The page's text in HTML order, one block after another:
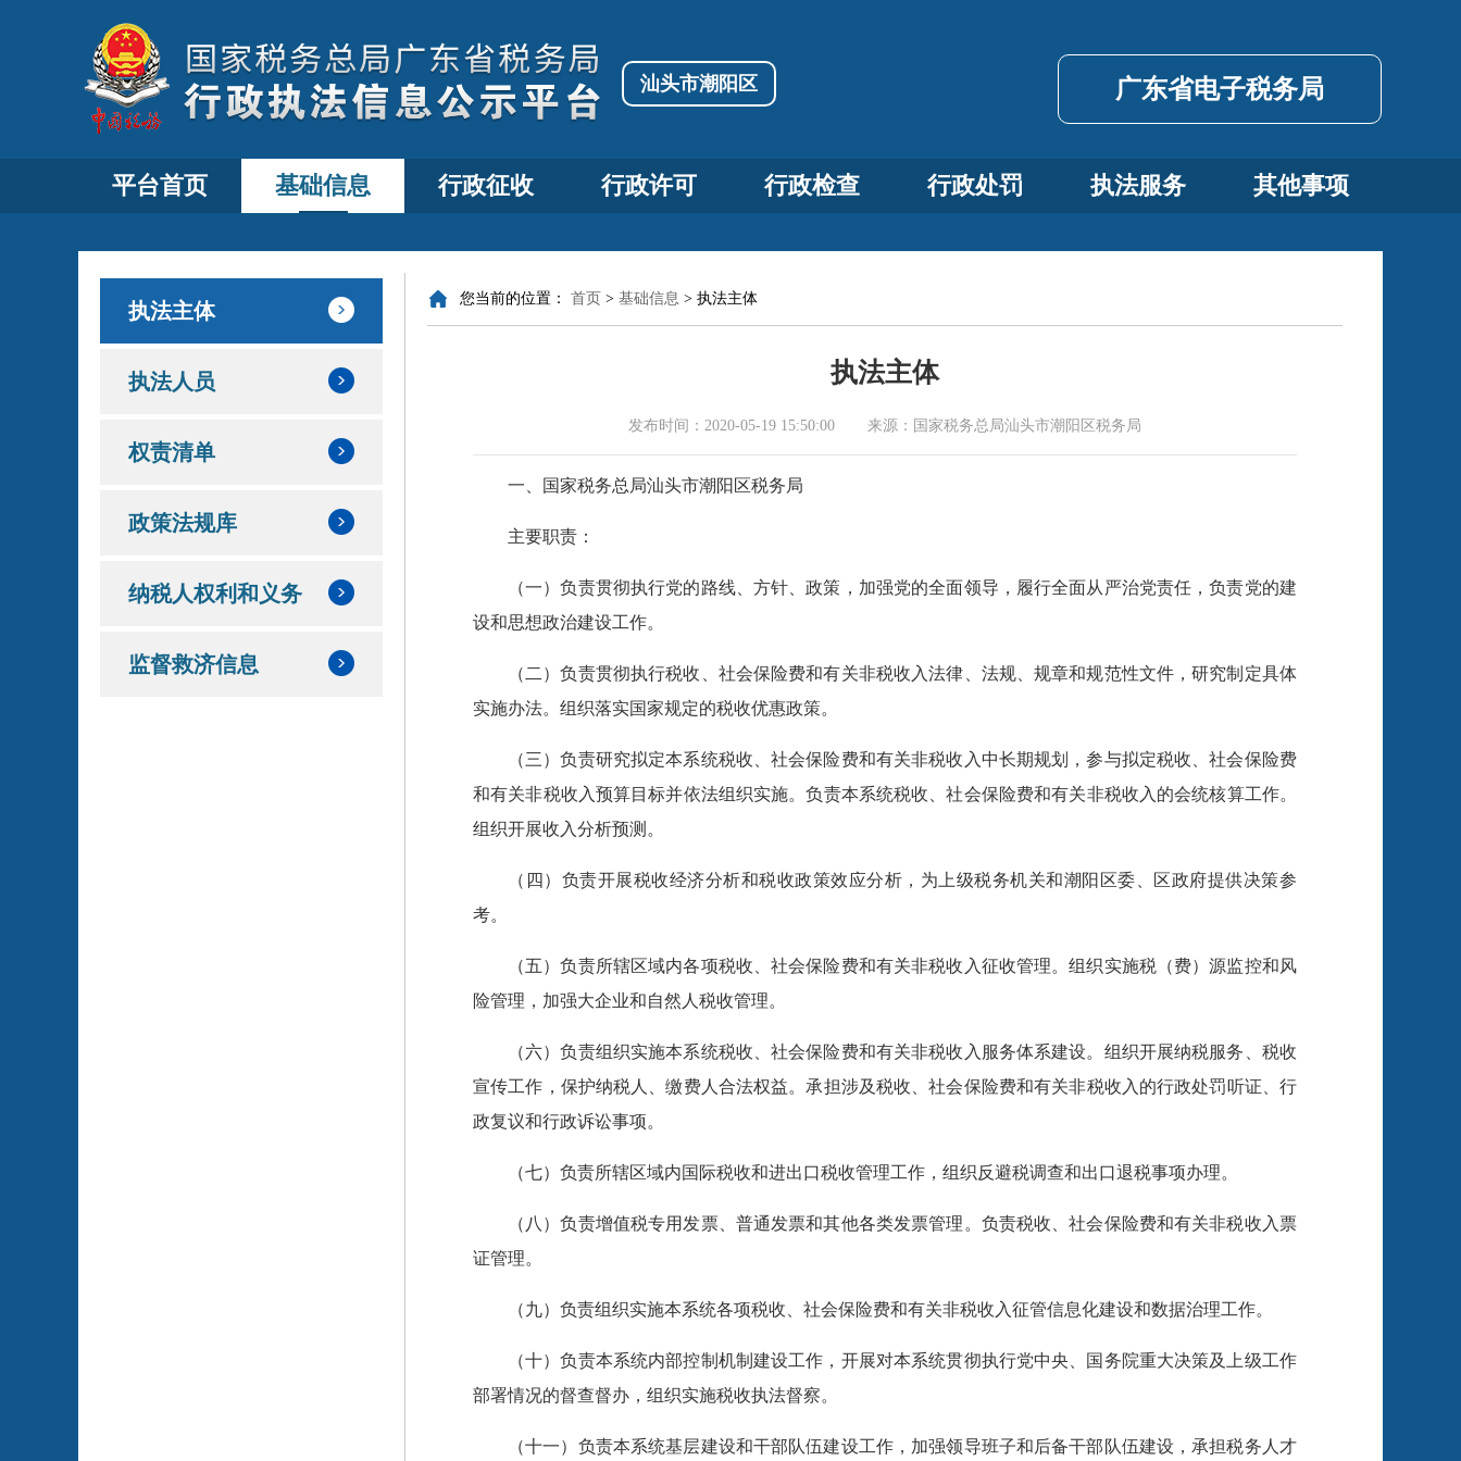
汕头市潮阳区 广东省电子税务局
平台首页 基础信息 行政征收 行政许可 行政检查 行政处罚 执法服务 其他事项
执法主体
执法人员
权责清单
政策法规库
纳税人权利和义务
监督救济信息
您当前的位置： 首页 > 基础信息 > 执法主体
执法主体
发布时间： 2020-05-19 15:50:00 来源： 国家税务总局汕头市潮阳区税务局
一、国家税务总局汕头市潮阳区税务局
主要职责：
（一）负责贯彻执行党的路线、方针、政策，加强党的全面领导，履行全面从严治党责任，负责党的建
设和思想政治建设工作。
（二）负责贯彻执行税收、社会保险费和有关非税收入法律、法规、规章和规范性文件，研究制定具体
实施办法。组织落实国家规定的税收优惠政策。
（三）负责研究拟定本系统税收、社会保险费和有关非税收入中长期规划，参与拟定税收、社会保险费
和有关非税收入预算目标并依法组织实施。负责本系统税收、社会保险费和有关非税收入的会统核算工作。
组织开展收入分析预测。
（四）负责开展税收经济分析和税收政策效应分析，为上级税务机关和潮阳区委、区政府提供决策参
考。
（五）负责所辖区域内各项税收、社会保险费和有关非税收入征收管理。组织实施税（费）源监控和风
险管理，加强大企业和自然人税收管理。
（六）负责组织实施本系统税收、社会保险费和有关非税收入服务体系建设。组织开展纳税服务、税收
宣传工作，保护纳税人、缴费人合法权益。承担涉及税收、社会保险费和有关非税收入的行政处罚听证、行
政复议和行政诉讼事项。
（七）负责所辖区域内国际税收和进出口税收管理工作，组织反避税调查和出口退税事项办理。
（八）负责增值税专用发票、普通发票和其他各类发票管理。负责税收、社会保险费和有关非税收入票
证管理。
（九）负责组织实施本系统各项税收、社会保险费和有关非税收入征管信息化建设和数据治理工作。
（十）负责本系统内部控制机制建设工作，开展对本系统贯彻执行党中央、国务院重大决策及上级工作
部署情况的督查督办，组织实施税收执法督察。
（十一）负责本系统基层建设和干部队伍建设工作，加强领导班子和后备干部队伍建设，承担税务人才